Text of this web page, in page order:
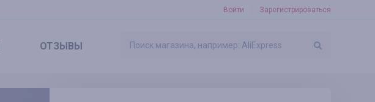
Войти Зарегистрироваться
ОТЗЫВЫ